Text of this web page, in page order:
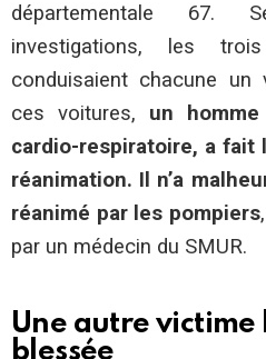
départementale 67.
investigations, les
conduisaient chacune un
ces voitures, un
cardio-respiratoire, a fait
réanimation. Il n’a
réanimé par les pompiers
par un médecin du SMUR.
Une autre
blessée